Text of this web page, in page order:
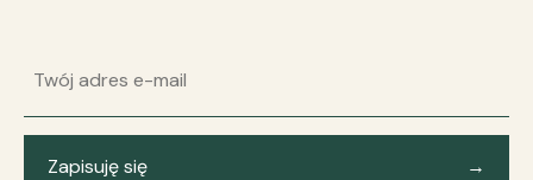
Zapisuję się →